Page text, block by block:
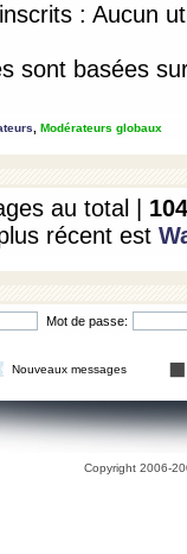
: Aucun
sont basées
Modérateurs globaux
au total | 104
récent est
Mot de passe:
Nouveaux messages
Copyright 2006-